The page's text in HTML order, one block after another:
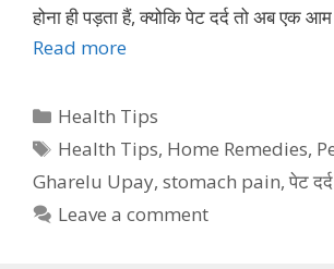
होना ही पड़ता हैं, क्योकि पेट दर्द तो अब एक
Read more
Categories
Health Tips
Tags
Health Tips, Home Remedies,
Gharelu Upay, stomach pain, पेट
Leave a comment